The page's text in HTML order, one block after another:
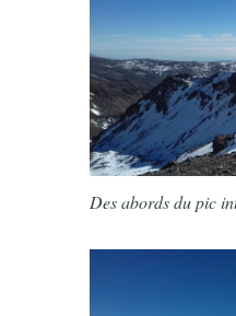
Des abords du pic